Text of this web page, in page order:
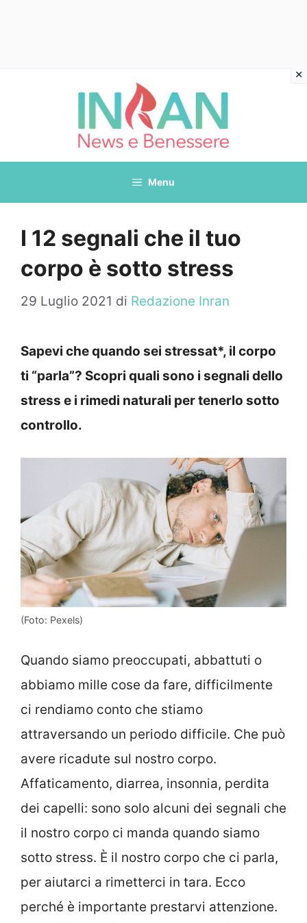
Menu
I 12 segnali che il tuo
corpo è sotto stress
29 Luglio 2021 di Redazione Inran
Sapevi che quando sei stressat*, il corpo
ti “parla”? Scopri quali sono i segnali dello
stress e i rimedi naturali per tenerlo sotto
controllo.
(Foto: Pexels)
Quando siamo preoccupati, abbattuti o
abbiamo mille cose da fare, difficilmente
ci rendiamo conto che stiamo
attraversando un periodo difficile. Che può
avere ricadute sul nostro corpo.
Affaticamento, diarrea, insonnia, perdita
dei capelli: sono solo alcuni dei segnali che
il nostro corpo ci manda quando siamo
sotto stress. È il nostro corpo che ci parla,
per aiutarci a rimetterci in tara. Ecco
perché è importante prestarvi attenzione.